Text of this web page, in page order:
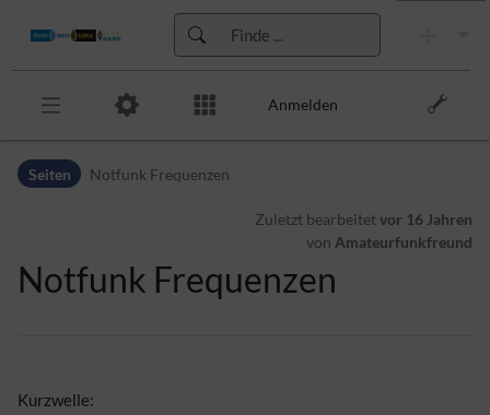
Zur Hauptnavigation
Anmelden
Seiten Notfunk Frequenzen
Zuletzt bearbeitetvor 16 Jahren
von Amateurfunkfreund
Notfunk Frequenzen
Kurzwelle: